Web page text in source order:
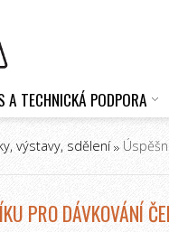
A TECHNICKÁ PODPORA
výstavy, sdělení
PRO DÁVKOVÁNÍ